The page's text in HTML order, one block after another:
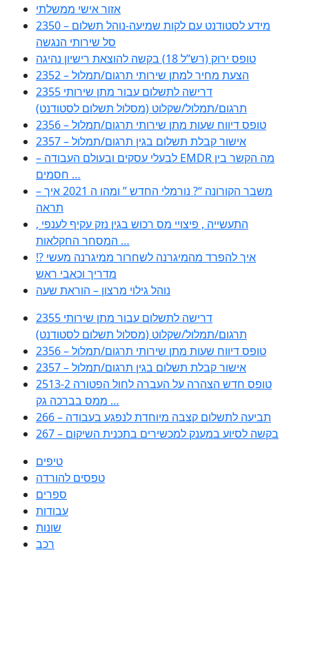
אזור אישי ממשלתי
2350 – מידע לסטודנט עם לקות שמיעה-נוהל תשלום
סל שירותי הנגשה
טופס ירוק (רש”ל 18) בקשה להוצאת רישיון נהיגה
2352 – הצעת מחיר למתן שירותי תרגום/תמלול
2355 דרישה לתשלום עבור מתן שירותי
תרגום/תמלול/שקלוט (מסלול תשלום לסטודנט)
2356 – טופס דיווח שעות מתן שירותי תרגום/תמלול
2357 – אישור קבלת תשלום בגין תרגום/תמלול
– לבעלי עסקים ובעולם העבודה EMDR מה הקשר בין
חסמים …
– משבר הקורונה “? נורמלי החדש ” ומהו ה 2021 איך
תראה
, התעשייה , פיצויי מס רכוש בגין נזק עקיף לענפי
המסחר החקלאות …
!? איך להפרד מהמיגרנה לשחרור ממיגרנה מעשי
מדריך וכאבי ראש
נוהל גילוי מרצון – הוראת שעה
2355 דרישה לתשלום עבור מתן שירותי
תרגום/תמלול/שקלוט (מסלול תשלום לסטודנט)
2356 – טופס דיווח שעות מתן שירותי תרגום/תמלול
2357 – אישור קבלת תשלום בגין תרגום/תמלול
2513-2 טופס חדש הצהרה על העברה לחול הפטורה
ממס בברכה גק …
266 – תביעה לתשלום קצבה מיוחדת לנפגע בעבודה
267 – בקשה לסיוע במענק למכשירים בתכנית השיקום
טיפים
טפסים להורדה
ספרים
עבודות
שונות
רכב